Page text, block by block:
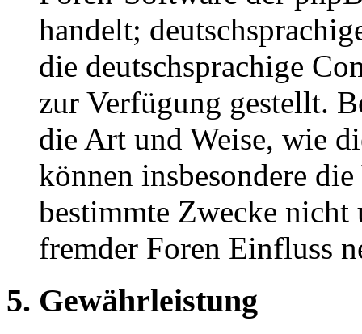
handelt;
die deutschsprachige
zur Verfügung gestellt.
die Art und Weise, wie
können insbesondere
bestimmte Zwecke nicht
fremder Foren Einfluss
5. Gewährleistung